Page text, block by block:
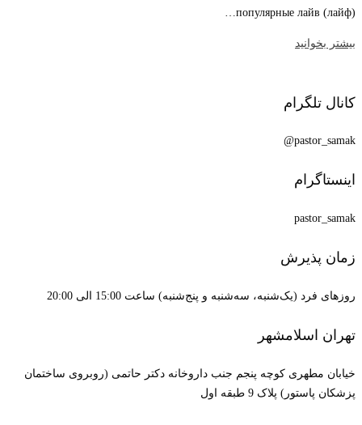
популярные лайв (лайф)…
بیشتر بخوانید
کانال تلگرام
pastor_samak@
اینستاگرام
pastor_samak
زمان پذیرش
روزهای فرد (یک‌شنبه، سه‌شنبه و پنج‌شنبه) ساعت 15:00 الی 20:00
تهران اسلامشهر
خیابان مطهری کوچه پنجم جنب داروخانه دکتر حاتمی (روبروی ساختمان
پزشکان پاستور) پلاک 9 طبقه اول